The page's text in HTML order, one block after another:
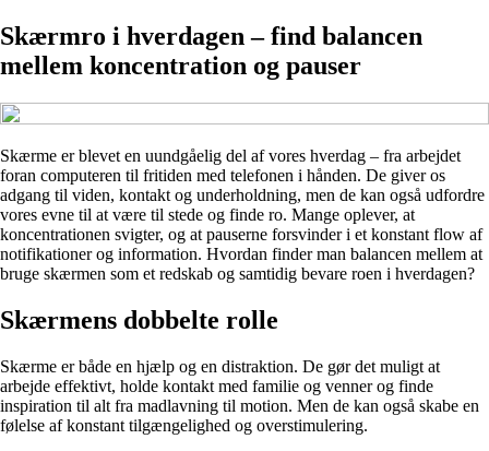
Skærmro i hverdagen – find balancen
mellem koncentration og pauser
Skærme er blevet en uundgåelig del af vores hverdag – fra arbejdet
foran computeren til fritiden med telefonen i hånden. De giver os
adgang til viden, kontakt og underholdning, men de kan også udfordre
vores evne til at være til stede og finde ro. Mange oplever, at
koncentrationen svigter, og at pauserne forsvinder i et konstant flow af
notifikationer og information. Hvordan finder man balancen mellem at
bruge skærmen som et redskab og samtidig bevare roen i hverdagen?
Skærmens dobbelte rolle
Skærme er både en hjælp og en distraktion. De gør det muligt at
arbejde effektivt, holde kontakt med familie og venner og finde
inspiration til alt fra madlavning til motion. Men de kan også skabe en
følelse af konstant tilgængelighed og overstimulering.